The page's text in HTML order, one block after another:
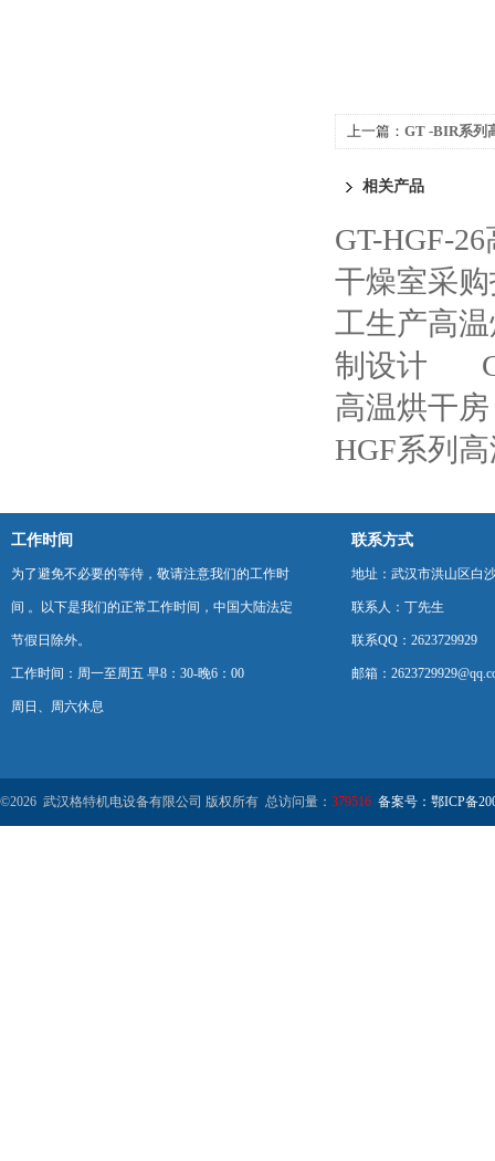
上一篇： GT -BIR系列
相关产品
GT-HGF-
干燥室采
工生产高
制设计
高温烘干房
HGF系列
工作时间
为了避免不必要的等待，敬请注意我们的工作时
间 。以下是我们的正常工作时间，中国大陆法定
节假日除外。
工作时间：周一至周五 早8：30-晚6：00
周日、周六休息
联系方式
地址：武汉市洪山区白
联系人：丁先生
联系QQ：2623729929
邮箱：
©2026 武汉格特机电设备有限公司 版权所有 总访问量： 379516 备案号：鄂ICP备